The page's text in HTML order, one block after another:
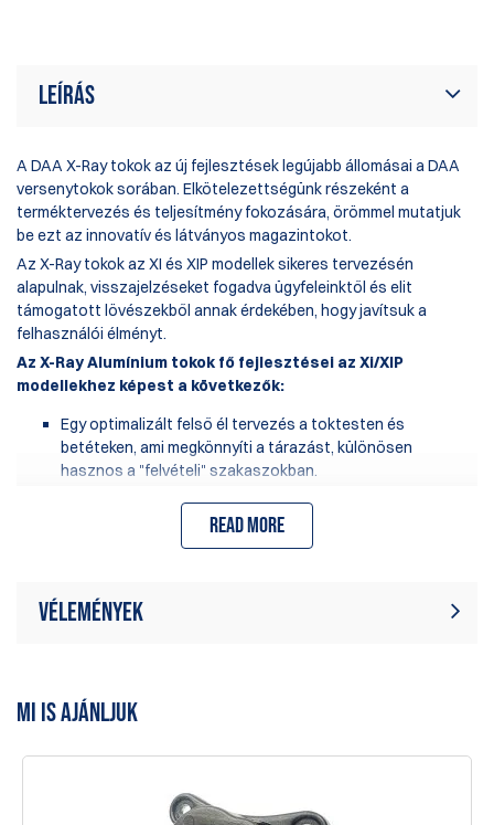
Leírás
A DAA X-Ray tokok az új fejlesztések legújabb állomásai a DAA
versenytokok sorában. Elkötelezettségünk részeként a
terméktervezés és teljesítmény fokozására, örömmel mutatjuk
be ezt az innovatív és látványos magazintokot.
Az X-Ray tokok az XI és XIP modellek sikeres tervezésén
alapulnak, visszajelzéseket fogadva ügyfeleinktől és elit
támogatott lövészekből annak érdekében, hogy javítsuk a
felhasználói élményt.
Az X-Ray Alumínium tokok fő fejlesztései az Xi/XIP
modellekhez képest a következők:
Egy optimalizált felső él tervezés a toktesten és
betéteken, ami megkönnyíti a tárazást, különösen
hasznos a "felvételi" szakaszokban.
saroknál található, megakadályozva a nyomótávtartó és a
laprugó véletlen kicsúszását használat közben.
Egy jellegzetes átlátszó kialakítás, kivágott ablakokkal,
Read more
Vélemények
Legyél Te az első, aki ír értékelést
MI IS AJÁNLJUK